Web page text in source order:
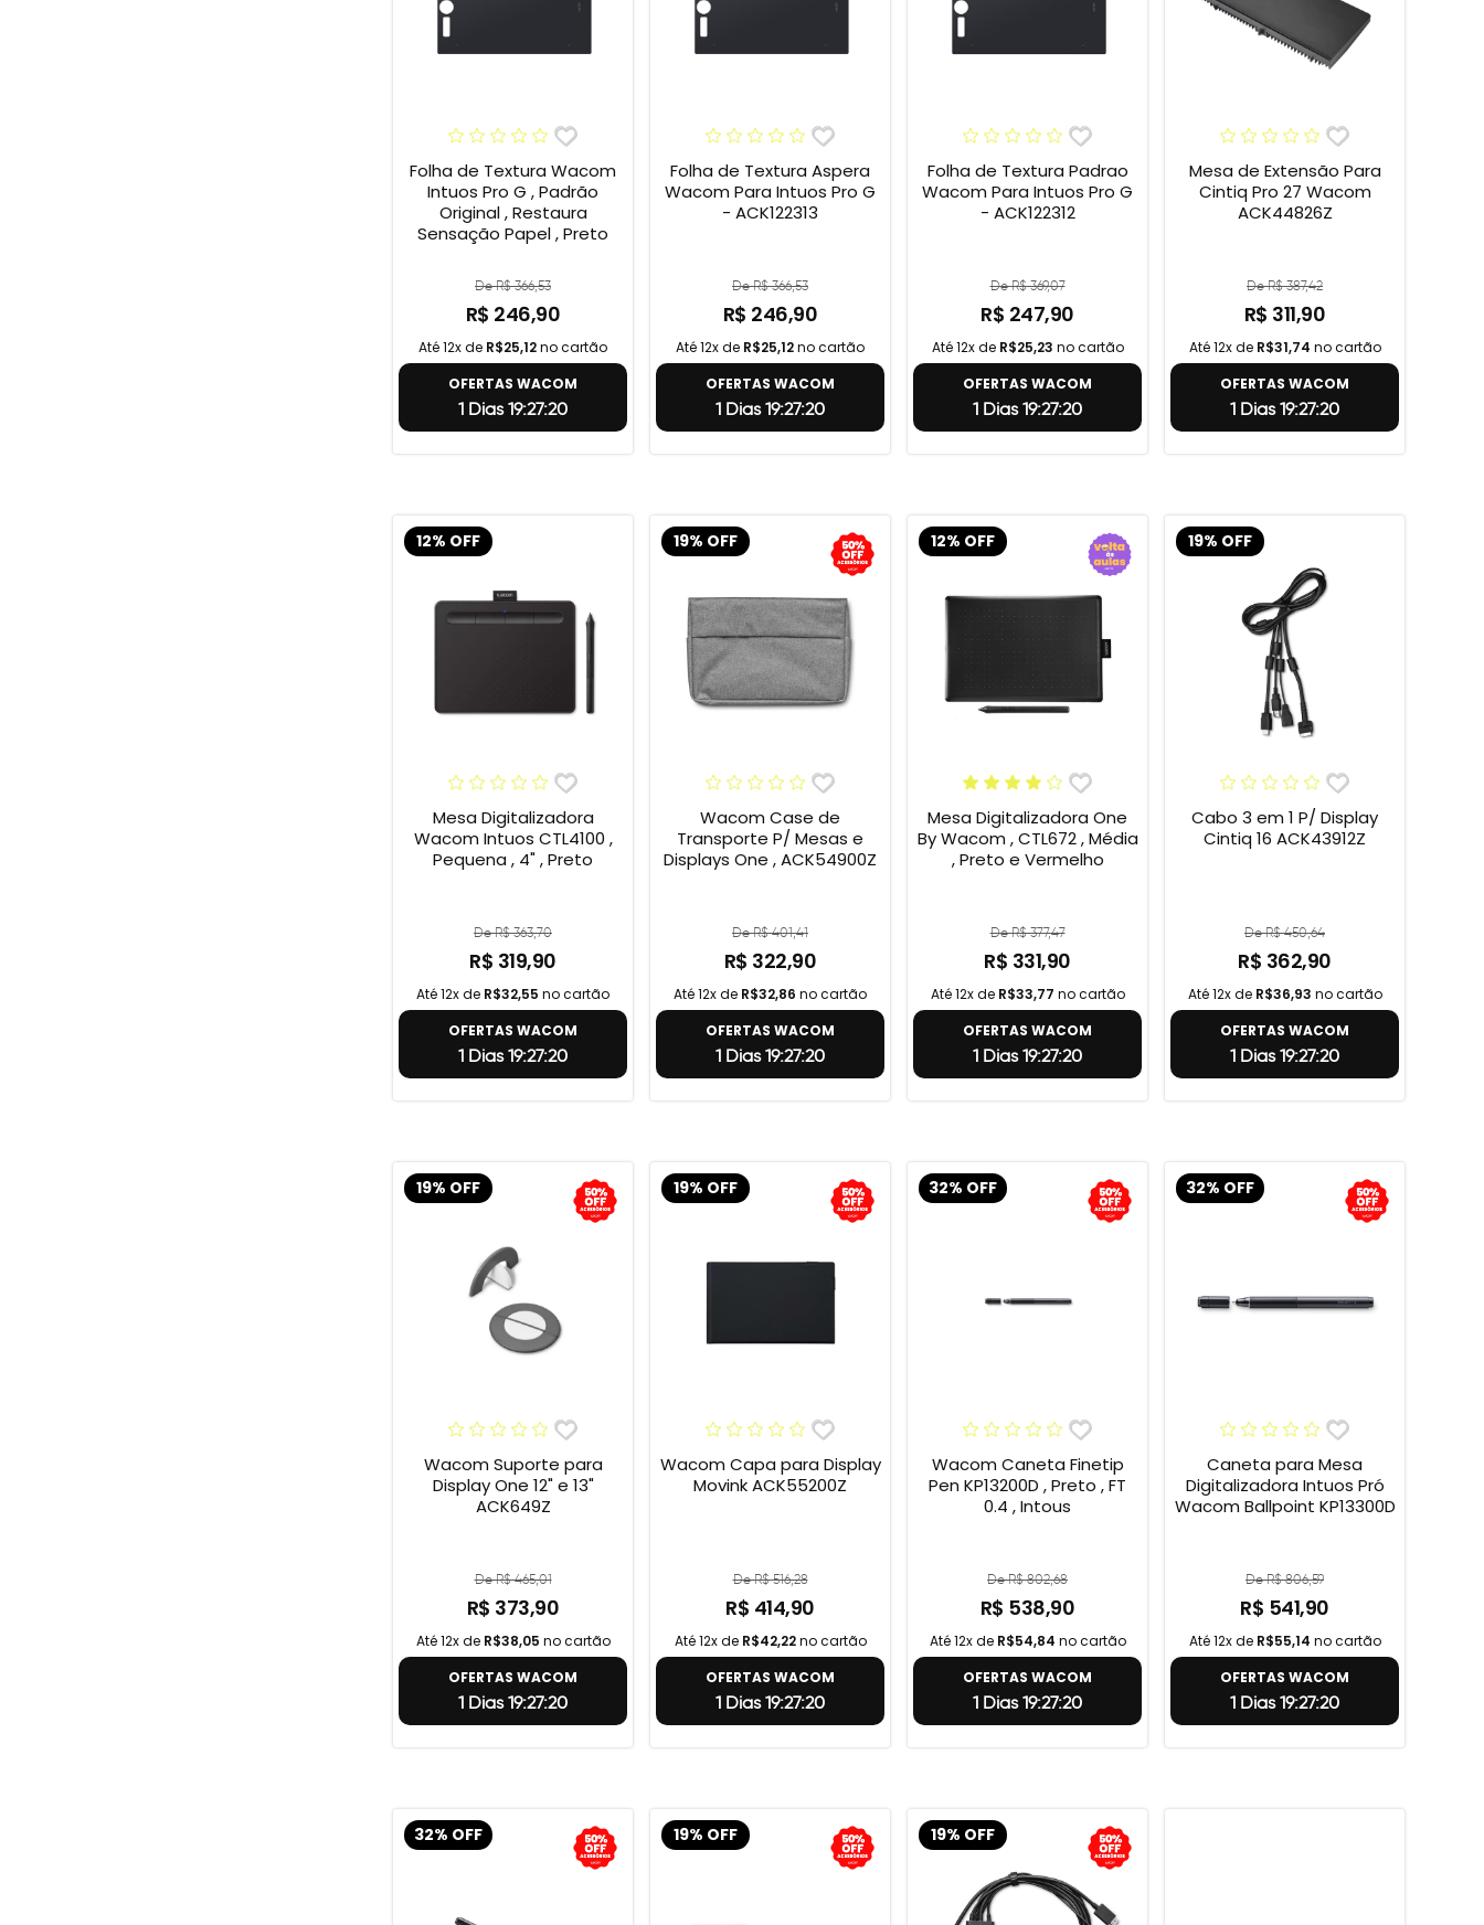
Folha de Textura Wacom
Intuos Pro G , Padrão
Original , Restaura
Sensação Papel , Preto
De R$ 366,53
R$ 246,90
Até 12x de R$25,12no cartão
OFERTAS WACOM
1 Dias 19:27:19
Folha de Textura Aspera
Wacom Para Intuos Pro G
- ACK122313
De R$ 366,53
R$ 246,90
Até 12x de R$25,12no cartão
OFERTAS WACOM
1 Dias 19:27:19
Folha de Textura Padrao
Wacom Para Intuos Pro G
- ACK122312
De R$ 369,07
R$ 247,90
Até 12x de R$25,23 no cartão
OFERTAS WACOM
1 Dias 19:27:19
Mesa de Extensão Para
Cintiq Pro 27 Wacom
ACK44826Z
De R$ 387,42
R$ 311,90
Até 12x de R$31,74 no cartão
OFERTAS WACOM
1 Dias 19:27:19
12% OFF
Mesa Digitalizadora
Wacom Intuos CTL4100 ,
Pequena , 4" , Preto
De R$ 363,70
R$ 319,90
Até 12x de R$32,55 no cartão
OFERTAS WACOM
1 Dias 19:27:19
19% OFF
Wacom Case de
Transporte P/ Mesas e
Displays One , ACK54900Z
De R$ 401,41
R$ 322,90
Até 12x de R$32,86 no cartão
OFERTAS WACOM
1 Dias 19:27:19
12% OFF
Mesa Digitalizadora One
By Wacom , CTL672 , Média
, Preto e Vermelho
De R$ 377,47
R$ 331,90
Até 12x de R$33,77 no cartão
OFERTAS WACOM
1 Dias 19:27:19
19% OFF
Cabo 3 em 1 P/ Display
Cintiq 16 ACK43912Z
De R$ 450,64
R$ 362,90
Até 12x de R$36,93 no cartão
OFERTAS WACOM
1 Dias 19:27:19
19% OFF
Wacom Suporte para
Display One 12" e 13"
ACK649Z
De R$ 465,01
R$ 373,90
Até 12x de R$38,05 no cartão
OFERTAS WACOM
1 Dias 19:27:19
19% OFF
Wacom Capa para Display
Movink ACK55200Z
De R$ 516,28
R$ 414,90
Até 12x de R$42,22no cartão
OFERTAS WACOM
1 Dias 19:27:19
32% OFF
Wacom Caneta Finetip
Pen KP13200D , Preto , FT
0.4 , Intous
De R$ 802,68
R$ 538,90
Até 12x de R$54,84 no cartão
OFERTAS WACOM
1 Dias 19:27:19
32% OFF
Caneta para Mesa
Digitalizadora Intuos Pró
Wacom Ballpoint KP13300D
De R$ 806,59
R$ 541,90
Até 12x de R$55,14 no cartão
OFERTAS WACOM
1 Dias 19:27:19
32% OFF 19% OFF 19% OFF